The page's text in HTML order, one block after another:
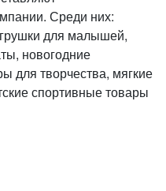
Среди них:
для малышей,
новогодние
для творчества, мягкие
спортивные товары